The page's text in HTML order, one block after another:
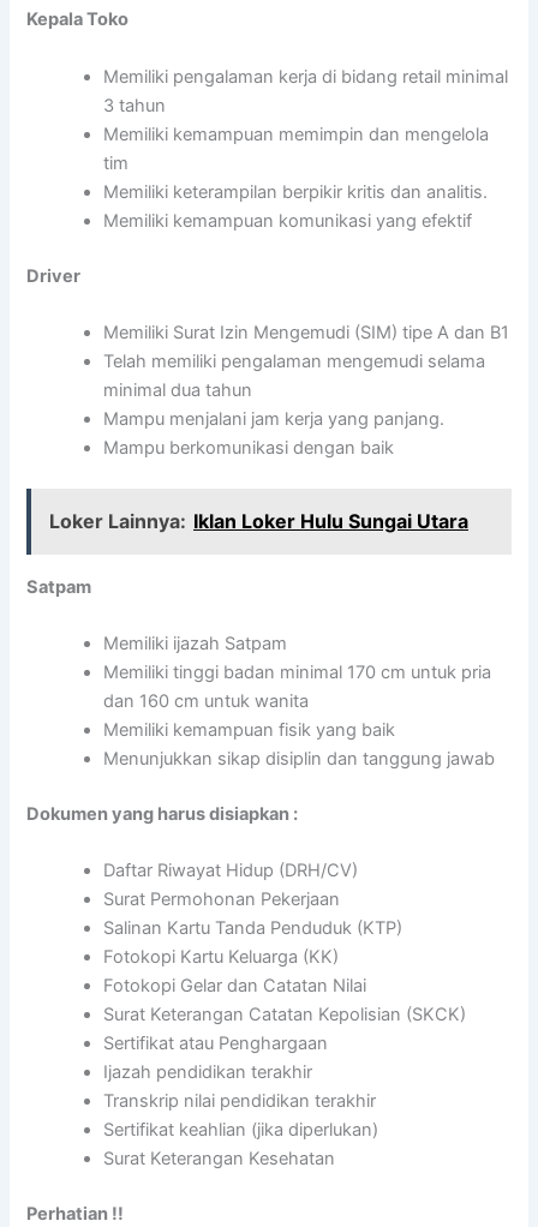
Kepala Toko
Memiliki pengalaman kerja di bidang retail minimal
3 tahun
Memiliki kemampuan memimpin dan mengelola
tim
Memiliki keterampilan berpikir kritis dan analitis.
Memiliki kemampuan komunikasi yang efektif
Driver
Memiliki Surat Izin Mengemudi (SIM) tipe A dan B1
Telah memiliki pengalaman mengemudi selama
minimal dua tahun
Mampu menjalani jam kerja yang panjang.
Mampu berkomunikasi dengan baik
Loker Lainnya: Iklan Loker Hulu Sungai Utara
Satpam
Memiliki ijazah Satpam
Memiliki tinggi badan minimal 170 cm untuk pria
dan 160 cm untuk wanita
Memiliki kemampuan fisik yang baik
Menunjukkan sikap disiplin dan tanggung jawab
Dokumen yang harus disiapkan :
Daftar Riwayat Hidup (DRH/CV)
Surat Permohonan Pekerjaan
Salinan Kartu Tanda Penduduk (KTP)
Fotokopi Kartu Keluarga (KK)
Fotokopi Gelar dan Catatan Nilai
Surat Keterangan Catatan Kepolisian (SKCK)
Sertifikat atau Penghargaan
Ijazah pendidikan terakhir
Transkrip nilai pendidikan terakhir
Sertifikat keahlian (jika diperlukan)
Surat Keterangan Kesehatan
Perhatian !!